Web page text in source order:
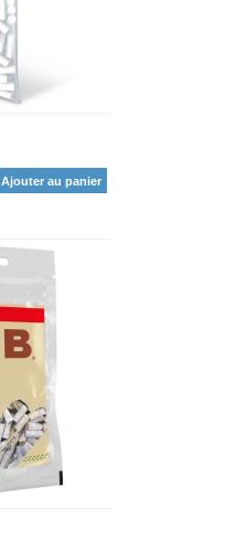
Ajouter au panier